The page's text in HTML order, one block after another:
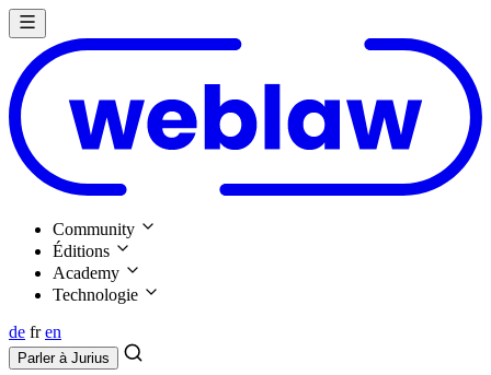
Community
Éditions
Academy
Technologie
de fr en
Parler à Jurius